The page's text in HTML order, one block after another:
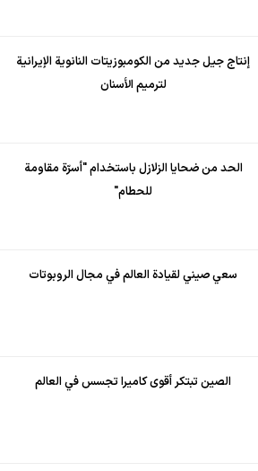
إنتاج جيل جديد من الكومبوزيتات النانوية الإيرانية
لترميم الأسنان
الحد من ضحايا الزلازل باستخدام "أسرّة مقاومة
للحطام"
سعي صيني لقيادة العالم في مجال الروبوتات
الصين تبتكر أقوى كاميرا تجسس في العالم